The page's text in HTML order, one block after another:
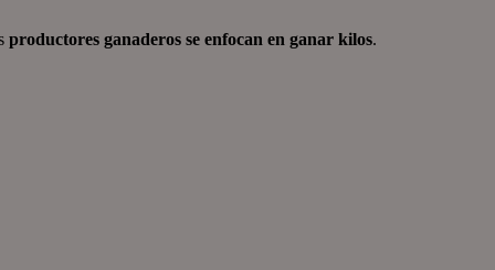
productores ganaderos se enfocan en ganar kilos.